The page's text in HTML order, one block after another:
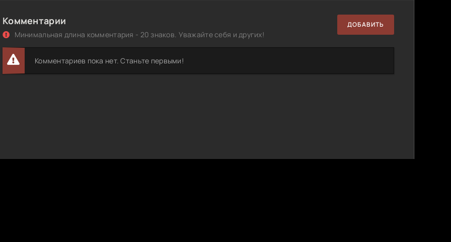
Комментарии
Минимальная длина комментария - 20 знаков. Уважайте себя и других!
ДОБАВИТЬ
Комментариев пока нет. Станьте первыми!